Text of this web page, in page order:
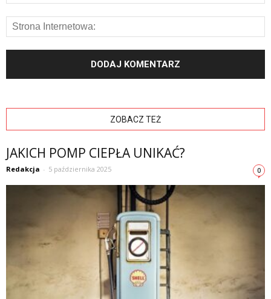
ZOBACZ TEŻ
JAKICH POMP CIEPŁA UNIKAĆ?
Redakcja - 5 października 2025 0